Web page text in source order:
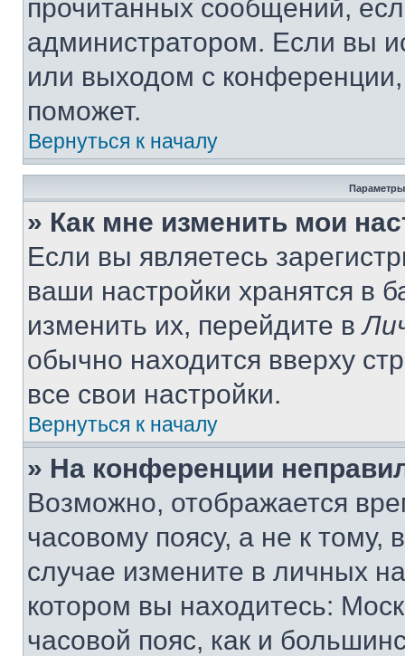
прочитанных сообщений,
администратором. Если вы
или выходом с
поможет.
Вернуться к началу
Параметры
» Как мне изменить мои
Если вы являетесь
ваши настройки хранятся в
изменить их, перейдите в
обычно находится вверху
все свои настройки.
Вернуться к началу
» На конференции
Возможно, отображается
часовому поясу, а не к тому,
случае измените в личных
котором вы находитесь:
часовой пояс, как и